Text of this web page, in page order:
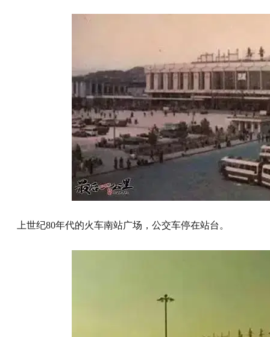
上世纪80年代的火车南站广场，公交车停在站台。